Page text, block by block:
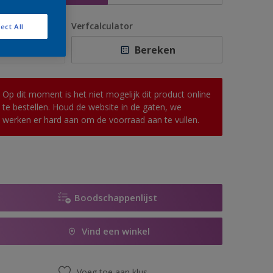
Verfcalculator
Bereken
Op dit moment is het niet mogelijk dit product online
te bestellen. Houd de website in de gaten, we
werken er hard aan om de voorraad aan te vullen.
Boodschappenlijst
Vind een winkel
All